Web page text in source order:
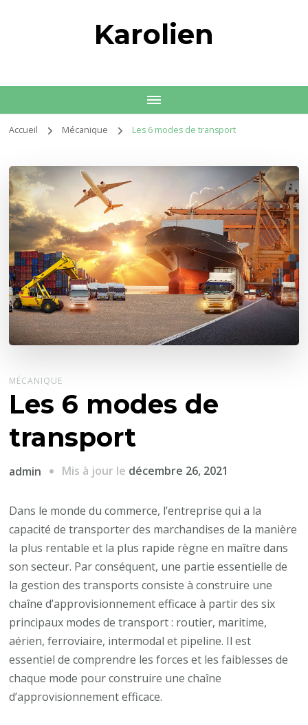
Karolien
Accueil Mécanique Les 6 modes de transport
MÉCANIQUE
Les 6 modes de
transport
admin Mis à jour le décembre 26, 2021
Dans le monde du commerce, l’entreprise qui a la
capacité de transporter des marchandises de la manière
la plus rentable et la plus rapide règne en maître dans
son secteur. Par conséquent, une partie essentielle de
la gestion des transports consiste à construire une
chaîne d’approvisionnement efficace à partir des six
principaux modes de transport : routier, maritime,
aérien, ferroviaire, intermodal et pipeline. Il est
essentiel de comprendre les forces et les faiblesses de
chaque mode pour construire une chaîne
d’approvisionnement efficace.